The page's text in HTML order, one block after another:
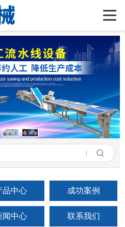
品中心 成功案例
闻中心 联系我们